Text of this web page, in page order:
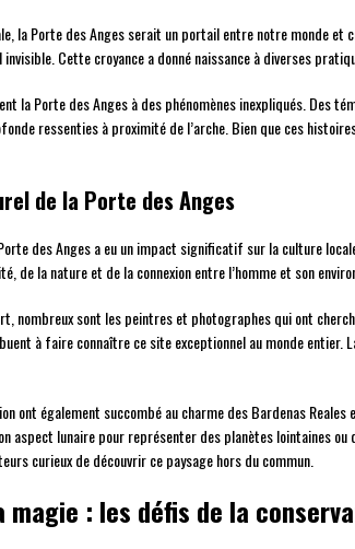
la Porte des Anges serait un portail entre notre monde
Cette croyance a donné naissance à diverses
la Porte des Anges à des phénomènes inexpliqués. Des
ressenties à proximité de l’arche. Bien que ces
de la Porte des Anges
des Anges a eu un impact significatif sur la culture
de la nature et de la connexion entre l’homme et son
nombreux sont les peintres et photographes qui ont
à faire connaître ce site exceptionnel au monde
ont également succombé au charme des Bardenas
aspect lunaire pour représenter des planètes lointaines
curieux de découvrir ce paysage hors du commun.
magie : les défis de la